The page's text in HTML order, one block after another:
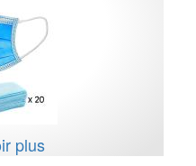
plus